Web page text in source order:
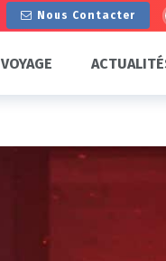
Nous Contacter
VOYAGE